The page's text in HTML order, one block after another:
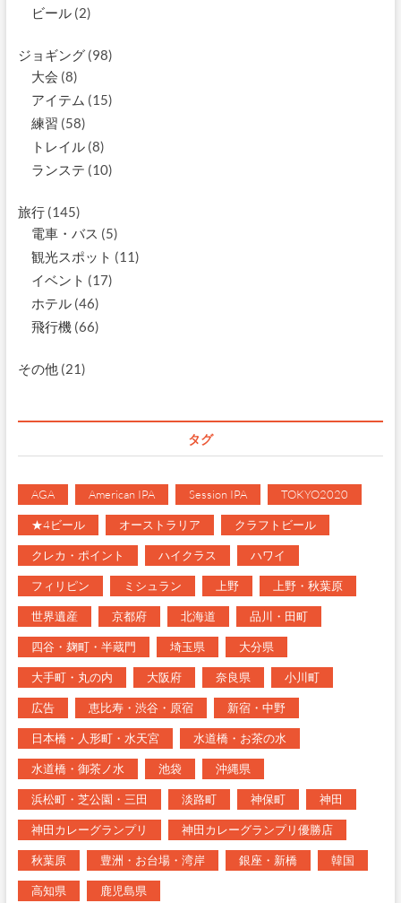
ビール(2)
ジョギング(98)
大会 (8)
アイテム (15)
練習 (58)
トレイル(8)
ランステ (10)
旅行(145)
電車・バス (5)
観光スポット (11)
イベント (17)
ホテル(46)
飛行機(66)
その他 (21)
タグ
AGA American IPA Session IPA TOKYO2020
★4ビール オーストラリア クラフトビール
クレカ・ポイント ハイクラス ハワイ
フィリピン ミシュラン 上野 上野・秋葉原
世界遺産 京都府 北海道 品川・田町
四谷・麹町・半蔵門 埼玉県 大分県
大手町・丸の内 大阪府 奈良県 小川町
広告 恵比寿・渋谷・原宿 新宿・中野
日本橋・人形町・水天宮 水道橋・お茶の水
水道橋・御茶ノ水 池袋 沖縄県
浜松町・芝公園・三田 淡路町 神保町 神田
神田カレーグランプリ 神田カレーグランプリ優勝店
秋葉原 豊洲・お台場・湾岸 銀座・新橋 韓国
高知県 鹿児島県